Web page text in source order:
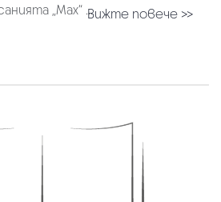
„Max“ ...Вижте повече >>